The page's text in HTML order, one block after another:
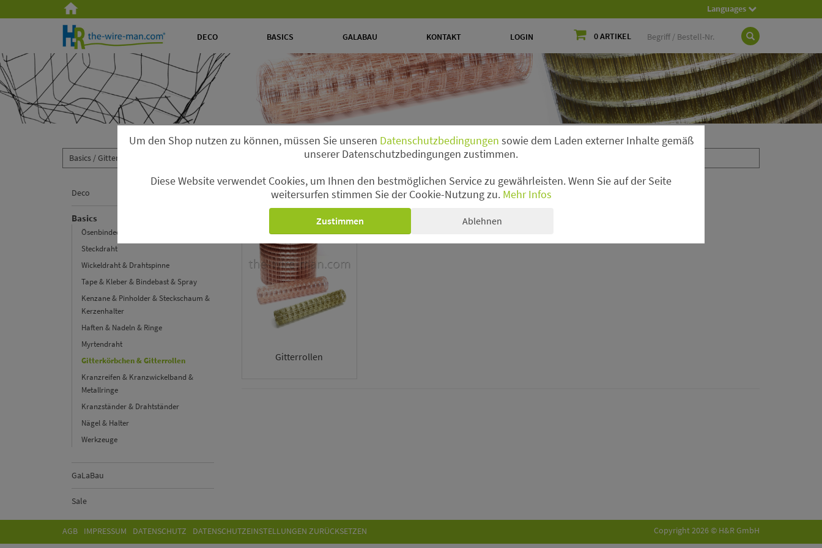
Languages
DECO BASICS GALABAU KONTAKT LOGIN 0 ARTIKEL
Basics / Gitterkörbchen & Gitterrollen /
Deco
Basics
Ösenbindedrähte & Driller
Steckdraht
Wickeldraht & Drahtspinne
Tape & Kleber & Bindebast & Spray
Kenzane & Pinholder & Steckschaum &
Kerzenhalter
Haften & Nadeln & Ringe
Myrtendraht
Gitterkörbchen & Gitterrollen
Kranzreifen & Kranzwickelband &
Metallringe
Kranzständer & Drahtständer
Nägel & Halter
Werkzeuge
GaLaBau
Sale
Gitterrolle
Gitterrollen
AGB IMPRESSUM DATENSCHUTZ DATENSCHUTZEINSTELLUNGEN ZURÜCKSETZEN Copyright 2026 © H&R GmbH
Um den Shop nutzen zu können, müssen Sie unseren Datenschutzbedingungen sowie dem Laden externer Inhalte gemäß
unserer Datenschutzbedingungen zustimmen.
Diese Website verwendet Cookies, um Ihnen den bestmöglichen Service zu gewährleisten. Wenn Sie auf der Seite
weitersurfen stimmen Sie der Cookie-Nutzung zu. Mehr Infos
Zustimmen Ablehnen